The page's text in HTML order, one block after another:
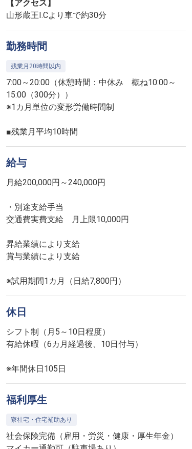
【アクセス】
山形蔵王I.Cより車で約30分
勤務時間
残業月20時間以内
7:00～20:00（休憩時間：中休み 概ね10:00～
15:00（300分））
※1カ月単位の変形労働時間制
■残業月平均10時間
給与
月給200,000円～240,000円
・別途支給手当
交通費実費支給 月上限10,000円
昇給業績により支給
賞与業績により支給
※試用期間1カ月（日給7,800円）
休日
シフト制（月5～10日程度）
有給休暇（6カ月経過後、10日付与）
※年間休日105日
福利厚生
寮社宅・住宅補助あり
社会保険完備（雇用・労災・健康・厚生年金）